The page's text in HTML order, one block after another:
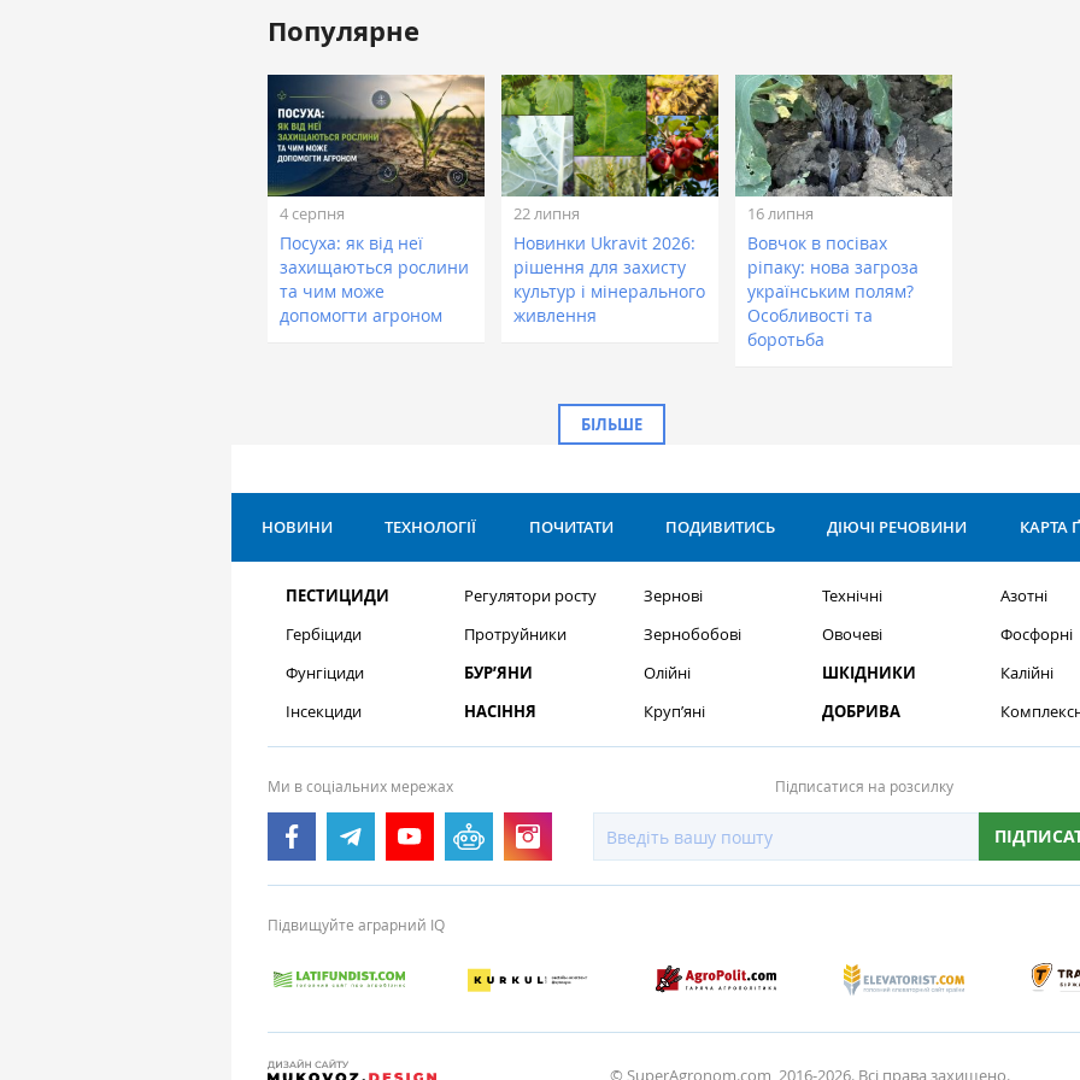
Популярне
4 серпня
Посуха: як від неї
захищаються рослини
та чим може
допомогти агроном
22 липня
Новинки Ukravit 2026:
рішення для захисту
культур і мінерального
живлення
16 липня
Вовчок в посівах
ріпаку: нова загроза
українським полям?
Особливості та
боротьба
БІЛЬШЕ
НОВИНИ ТЕХНОЛОГІЇ ПОЧИТАТИ ПОДИВИТИСЬ ДІЮЧІ РЕЧОВИНИ КАРТА
ПЕСТИЦИДИ
Гербіциди
Фунгіциди
Інсекциди
Регулятори росту
Протруйники
БУР’ЯНИ
НАСІННЯ
Зернові
Зернобобові
Олійні
Круп’яні
Технічні
Овочеві
ШКІДНИКИ
ДОБРИВА
Азотні
Фосфорні
Калійні
Ми в соціальних мережах Підписатися на розсилку
Підвищуйте аграрний IQ
© SuperAgronom.com, 2016-2026. Всі права захищено.